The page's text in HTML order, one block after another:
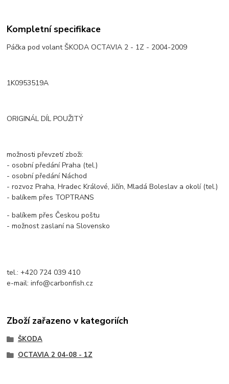
Kompletní specifikace
Páčka pod volant ŠKODA OCTAVIA 2 - 1Z - 2004-2009
1K0953519A
ORIGINÁL DÍL POUŽITÝ
možnosti převzetí zboži:
- osobní předání Praha (tel.)
- osobní předání Náchod
- rozvoz Praha, Hradec Králové, Jičín, Mladá Boleslav a okolí (tel.)
- balíkem přes TOPTRANS
- balíkem přes Českou poštu
- možnost zaslaní na Slovensko
tel.: +420 724 039 410
e-mail: info@carbonfish.cz
Zboží zařazeno v kategoriích
ŠKODA
OCTAVIA 2 04-08 - 1Z